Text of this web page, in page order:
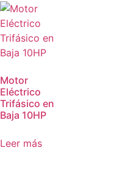
Motor
Eléctrico
Trifásico en
Baja 10HP
Leer más